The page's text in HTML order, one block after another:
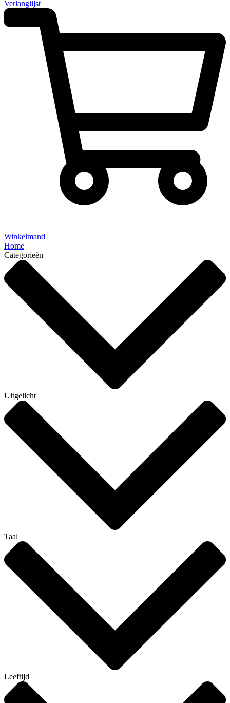
Verlanglijst
Winkelmand
Home
Categorieën
Uitgelicht
Taal
Leeftijd